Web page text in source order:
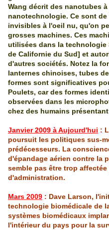
Wang décrit des nanotubes
nanotechnologie. Ce sont
invisibles à l'oeil nu, qu'on
grosses machines. Ces
utilisées dans la technologie
de Californie du Sud] et
d'autres sociétés. Notez la
lanternes chinoises, tubes
formes sont significatives
Poulets, car des formes
observées dans les
chez des humains
Janvier 2009 à Aujourd'hui :
poursuit les politiques sus-
prédécesseurs. La
d'épandage aérien contre la
semble pas être trop
d'administration.
Mars 2009 : Dave Larson,
technologie biomédicale de
systèmes biomédicaux
l'intérieur du pays pour la